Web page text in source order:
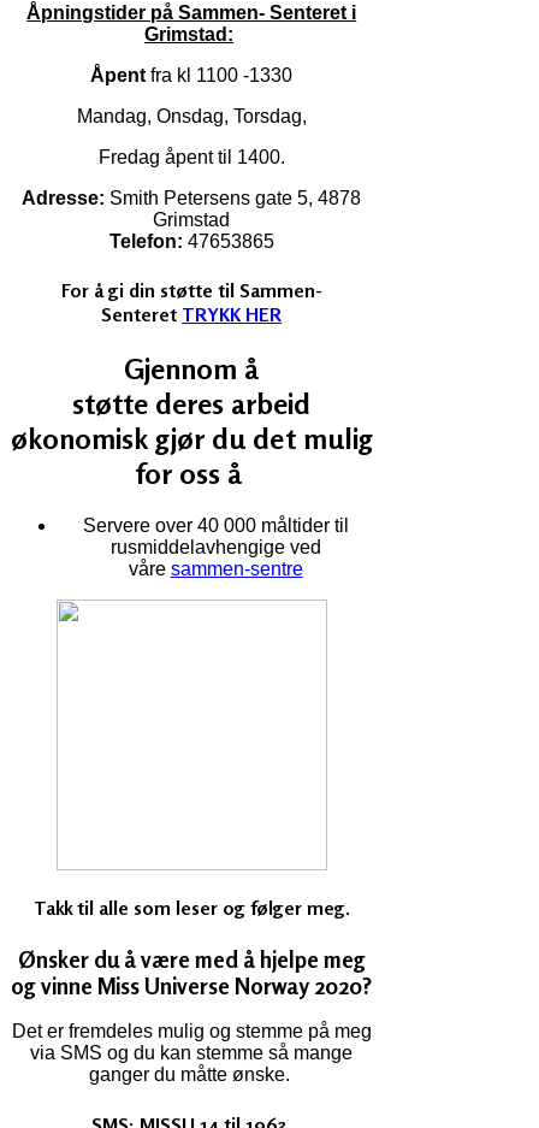
Åpningstider på Sammen- Senteret i
Grimstad:
Åpent fra kl 1100 -1330
Mandag, Onsdag, Torsdag,
Fredag åpent til 1400.
Adresse: Smith Petersens gate 5, 4878
Grimstad
Telefon: 47653865
For å gi din støtte til Sammen-
Senteret TRYKK HER
Gjennom å
støtte deres arbeid
økonomisk gjør du det mulig
for oss å
Servere over 40 000 måltider til
rusmiddelavhengige ved
våre sammen-sentre
Takk til alle som leser og følger meg.
Ønsker du å være med å hjelpe meg
og vinne Miss Universe Norway 2020?
Det er fremdeles mulig og stemme på meg
via SMS og du kan stemme så mange
ganger du måtte ønske.